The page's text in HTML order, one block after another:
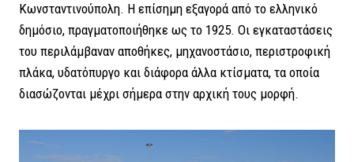
Κωνσταντινούπολη. Η επίσημη εξαγορά από το ελληνικό
δημόσιο, πραγματοποιήθηκε ως το 1925. Οι εγκαταστάσεις
του περιλάμβαναν αποθήκες, μηχανοστάσιο, περιστροφική
πλάκα, υδατόπυργο και διάφορα άλλα κτίσματα, τα οποία
διασώζονται μέχρι σήμερα στην αρχική τους μορφή.